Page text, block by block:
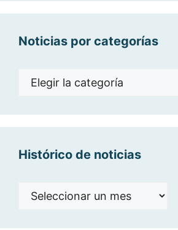
Noticias por categorías
Noticias
Histórico de noticias
Histórico